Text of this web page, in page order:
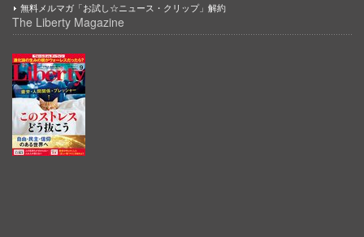
無料メルマガ「お試し☆ニュース・クリップ」解約
The Liberty Magazine